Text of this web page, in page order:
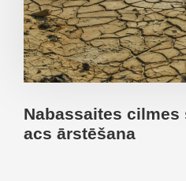
Nabassaites
acs ārstēšana